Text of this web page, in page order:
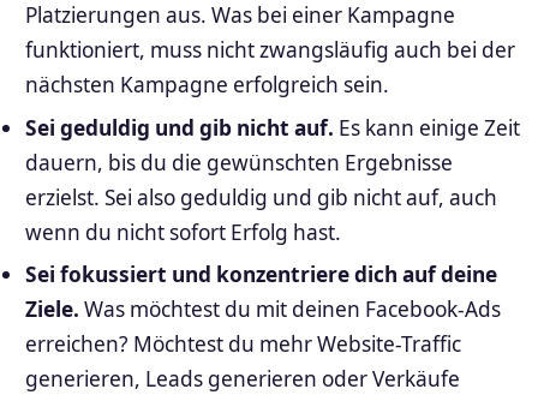
Platzierungen aus. Was bei einer Kampagne
funktioniert, muss nicht zwangsläufig auch bei der
nächsten Kampagne erfolgreich sein.
Sei geduldig und gib nicht auf. Es kann einige Zeit
dauern, bis du die gewünschten Ergebnisse
erzielst. Sei also geduldig und gib nicht auf, auch
wenn du nicht sofort Erfolg hast.
Sei fokussiert und konzentriere dich auf deine
Ziele. Was möchtest du mit deinen Facebook-Ads
erreichen? Möchtest du mehr Website-Traffic
generieren, Leads generieren oder Verkäufe